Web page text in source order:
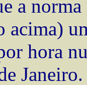
a
acima)
hora
Janeiro.